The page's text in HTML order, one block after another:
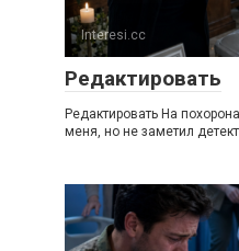
Interesi.cc
Редактировать
Редактировать На
меня, но не заметил